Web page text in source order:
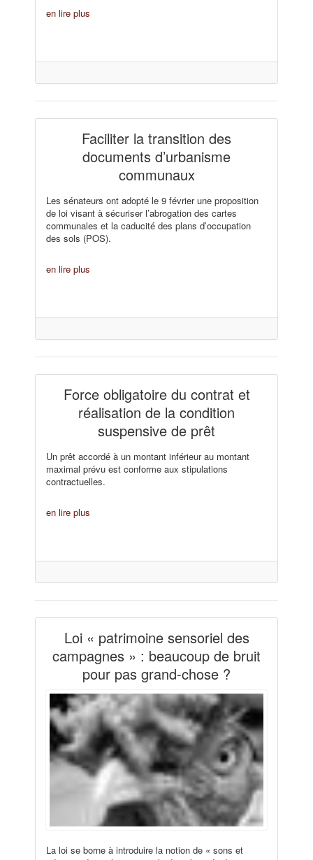
en lire plus
Faciliter la transition des
documents d’urbanisme
communaux
Les sénateurs ont adopté le 9 février une proposition
de loi visant à sécuriser l’abrogation des cartes
communales et la caducité des plans d’occupation
des sols (POS).
en lire plus
Force obligatoire du contrat et
réalisation de la condition
suspensive de prêt
Un prêt accordé à un montant inférieur au montant
maximal prévu est conforme aux stipulations
contractuelles.
en lire plus
Loi « patrimoine sensoriel des
campagnes » : beaucoup de bruit
pour pas grand-chose ?
La loi se borne à introduire la notion de « sons et